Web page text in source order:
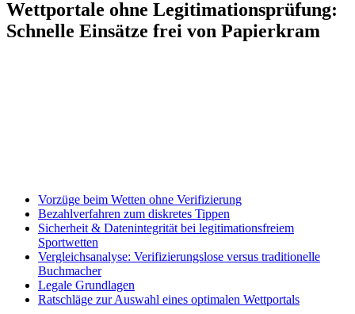
Wettportale ohne Legitimationsprüfung:
Schnelle Einsätze frei von Papierkram
Vorzüge beim Wetten ohne Verifizierung
Bezahlverfahren zum diskretes Tippen
Sicherheit & Datenintegrität bei legitimationsfreiem
Sportwetten
Vergleichsanalyse: Verifizierungslose versus traditionelle
Buchmacher
Legale Grundlagen
Ratschläge zur Auswahl eines optimalen Wettportals